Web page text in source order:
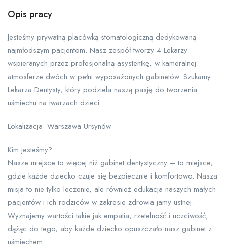
Opis pracy
Jesteśmy prywatną placówką stomatologiczną dedykowaną
najmłodszym pacjentom. Nasz zespół tworzy 4 Lekarzy
wspieranych przez profesjonalną asystentkę, w kameralnej
atmosferze dwóch w pełni wyposażonych gabinetów. Szukamy
Lekarza Dentysty, który podziela naszą pasję do tworzenia
uśmiechu na twarzach dzieci.
Lokalizacja: Warszawa Ursynów
Kim jesteśmy?
Nasze miejsce to więcej niż gabinet dentystyczny – to miejsce,
gdzie każde dziecko czuje się bezpiecznie i komfortowo. Nasza
misja to nie tylko leczenie, ale również edukacja naszych małych
pacjentów i ich rodziców w zakresie zdrowia jamy ustnej.
Wyznajemy wartości takie jak empatia, rzetelność i uczciwość,
dążąc do tego, aby każde dziecko opuszczało nasz gabinet z
uśmiechem.